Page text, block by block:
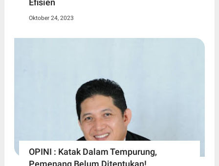
Efisien
Oktober 24, 2023
OPINI : Katak Dalam Tempurung,
Pemenang Belum Ditentukan!